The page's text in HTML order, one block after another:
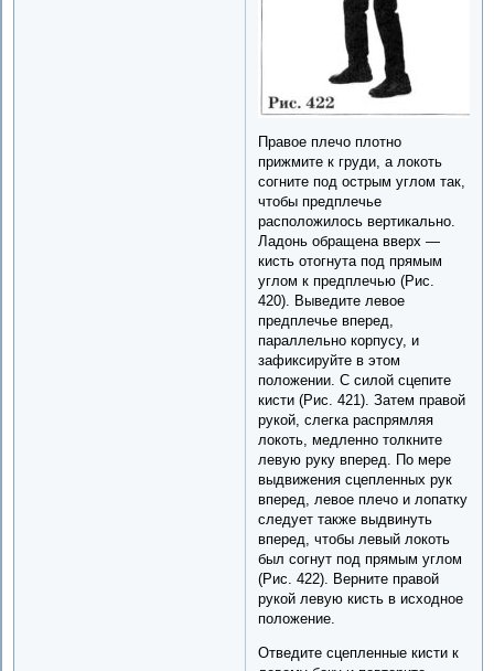
Правое плечо плотно
прижмите к груди, а локоть
согните под острым углом так,
чтобы предплечье
расположилось вертикально.
Ладонь обращена вверх —
кисть отогнута под прямым
углом к предплечью (Рис.
420). Выведите левое
предплечье вперед,
параллельно корпусу, и
зафиксируйте в этом
положении. С силой сцепите
кисти (Рис. 421). Затем правой
рукой, слегка распрямляя
локоть, медленно толкните
левую руку вперед. По мере
выдвижения сцепленных рук
вперед, левое плечо и лопатку
следует также выдвинуть
вперед, чтобы левый локоть
был согнут под прямым углом
(Рис. 422). Верните правой
рукой левую кисть в исходное
положение.
Отведите сцепленные кисти к